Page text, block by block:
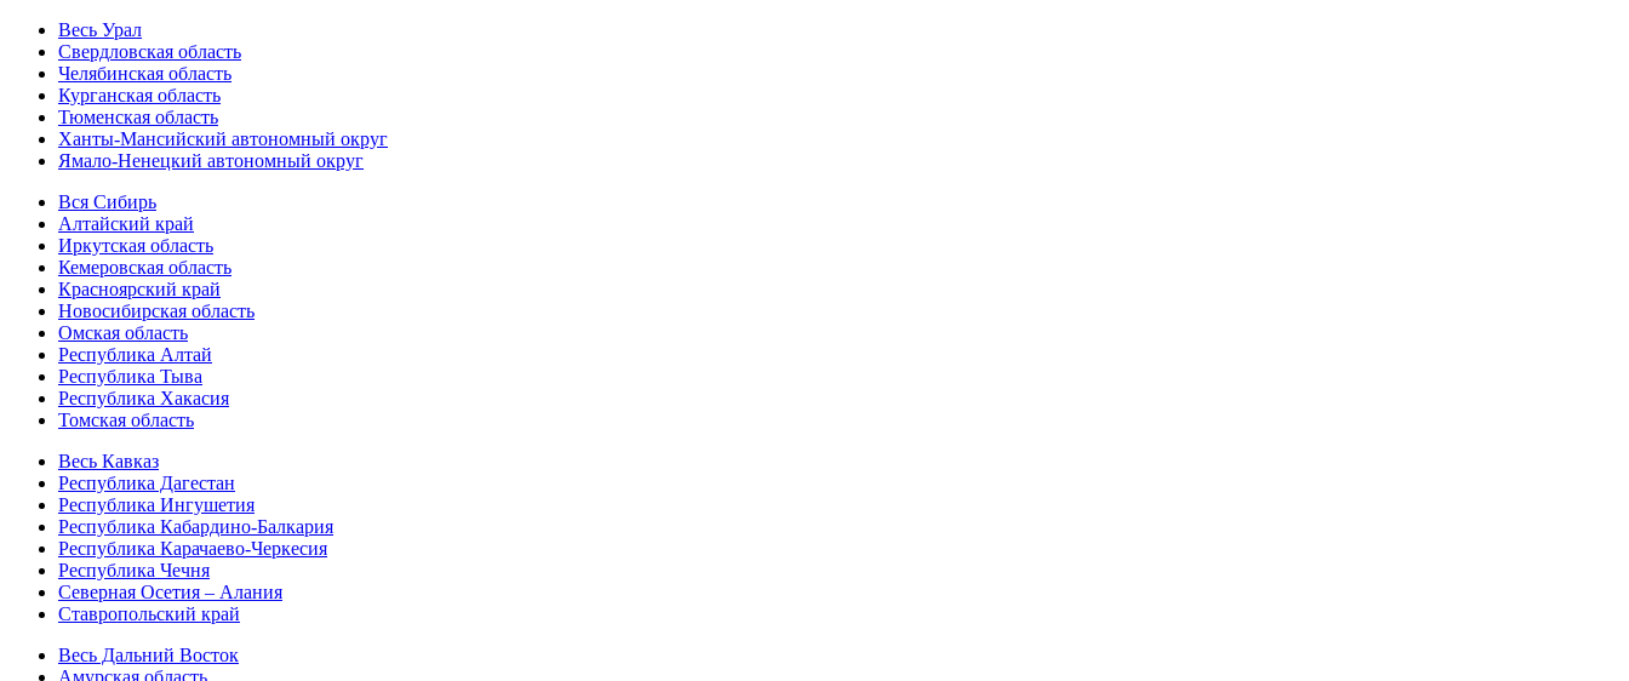
Весь Урал
Свердловская область
Челябинская область
Курганская область
Тюменская область
Ханты-Мансийский автономный округ
Ямало-Ненецкий автономный округ
Вся Сибирь
Алтайский край
Иркутская область
Кемеровская область
Красноярский край
Новосибирская область
Омская область
Республика Алтай
Республика Тыва
Республика Хакасия
Томская область
Весь Кавказ
Республика Дагестан
Республика Ингушетия
Республика Кабардино-Балкария
Республика Карачаево-Черкесия
Республика Чечня
Северная Осетия – Алания
Ставропольский край
Весь Дальний Восток
Амурская область